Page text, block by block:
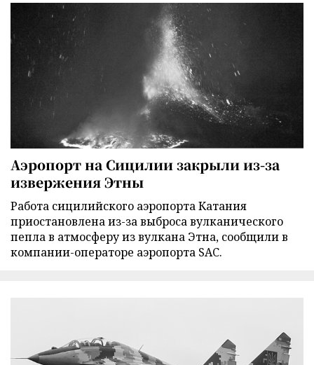
Аэропорт на Сицилии закрыли из-за
извержения Этны
Работа сицилийского аэропорта Катания
приостановлена из-за выброса вулканического
пепла в атмосферу из вулкана Этна, сообщили в
компании-операторе аэропорта SAC.